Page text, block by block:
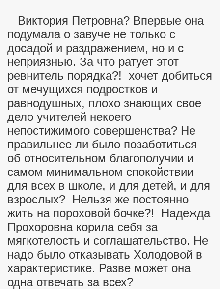
Виктория Петровна? Впервые она
подумала о завуче не только с
досадой и раздражением, но и с
неприязнью. За что ратует этот
ревнитель порядка?! хочет добиться
от мечущихся подростков и
равнодушных, плохо знающих свое
дело учителей некоего
непостижимого совершенства? Не
правильнее ли было позаботиться
об относительном благополучии и
самом минимальном спокойствии
для всех в школе, и для детей, и для
взрослых? Нельзя же постоянно
жить на пороховой бочке?! Надежда
Прохоровна корила себя за
мягкотелость и соглашательство. Не
надо было отказывать Холодовой в
характеристике. Разве может она
одна отвечать за всех?